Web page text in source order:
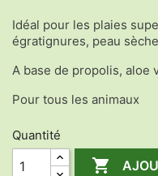
Idéal pour les plaies
égratignures, peau sèche
A base de propolis, aloe
Pour tous les animaux
Quantité
